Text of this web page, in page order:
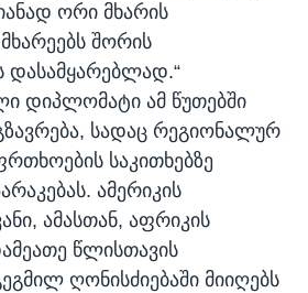
ორი მხარის
შორის
დასამყარებლად.“
დიპლომატი ამ წუთებში
სადაც რეგიონალურ
საკითხებზე
ამერიკის
ამასთან, აფრიკის
წლისთავის
ღონისძიებაში მიიღებს